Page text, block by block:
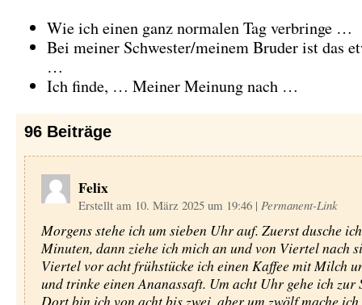
Wie ich einen ganz normalen Tag verbringe …
Bei meiner Schwester/meinem Bruder ist das
…
Ich finde, … Meiner Meinung nach …
96 Beiträge
Felix
Erstellt am 10. März 2025 um 19:46 | Permanent-Link
Morgens stehe ich um sieben Uhr auf. Zuerst dusche
Minuten, dann ziehe ich mich an und von Viertel nach
Viertel vor acht frühstücke ich einen Kaffee mit Milch
und trinke einen Ananassaft. Um acht Uhr gehe ich zur
Dort bin ich von acht bis zwei, aber um zwölf mache ich